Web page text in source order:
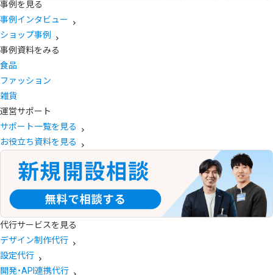
事例を見る
事例インタビュー
ショップ事例
事例資料をみる
食品
ファッション
雑貨
運営サポート
サポート一覧を見る
お役立ち資料を見る
代行サービスを見る
デザイン制作代行
設定代行
開発・API連携代行